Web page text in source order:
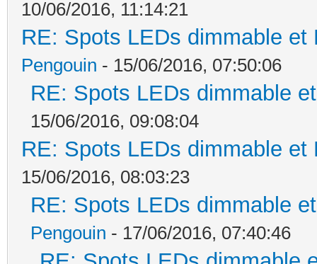
10/06/2016, 11:14:21
RE: Spots LEDs dimmable
Pengouin - 15/06/2016, 07:50:06
RE: Spots LEDs dimmable
15/06/2016, 09:08:04
RE: Spots LEDs dimmable
15/06/2016, 08:03:23
RE: Spots LEDs dimmable
Pengouin - 17/06/2016, 07:40:46